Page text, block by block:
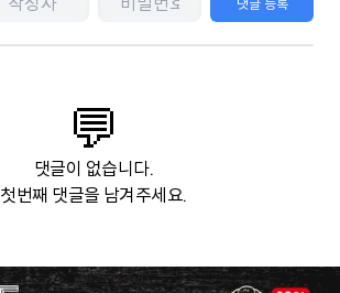
댓글 등록
💬
댓글이 없습니다.
첫번째 댓글을 남겨주세요.